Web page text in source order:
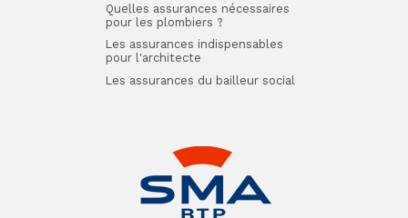
Quelles assurances nécessaires
pour les plombiers ?
Les assurances indispensables
pour l'architecte
Les assurances du bailleur social